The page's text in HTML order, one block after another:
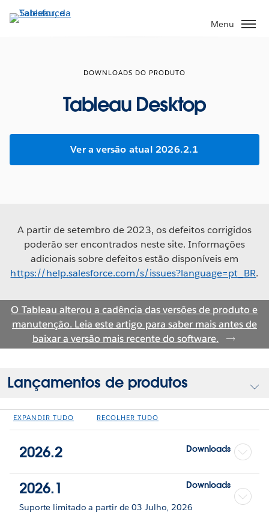
Pular
para
Menu
DOWNLOADS DO PRODUTO
Tableau Desktop
Ver a versão atual 2026.2.1
A partir de setembro de 2023, os defeitos corrigidos
poderão ser encontrados neste site. Informações
adicionais sobre defeitos estão disponíveis em
https://help.salesforce.com/s/issues?language=pt_BR.
O Tableau alterou a cadência das versões de produto e
manutenção. Leia este artigo para saber mais antes de
baixar a versão mais recente do software.
Lançamentos de produtos
EXPANDIR TUDO RECOLHER TUDO
2026.2 Downloads
2026.1 Downloads
Suporte limitado a partir de 03 Julho, 2026